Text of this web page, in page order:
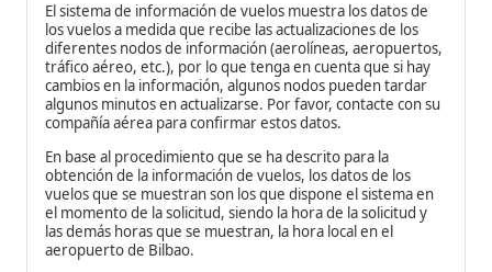
El sistema de información de vuelos muestra los datos de
los vuelos a medida que recibe las actualizaciones de los
diferentes nodos de información (aerolíneas, aeropuertos,
tráfico aéreo, etc.), por lo que tenga en cuenta que si hay
cambios en la información, algunos nodos pueden tardar
algunos minutos en actualizarse. Por favor, contacte con su
compañía aérea para confirmar estos datos.
En base al procedimiento que se ha descrito para la
obtención de la información de vuelos, los datos de los
vuelos que se muestran son los que dispone el sistema en
el momento de la solicitud, siendo la hora de la solicitud y
las demás horas que se muestran, la hora local en el
aeropuerto de Bilbao.